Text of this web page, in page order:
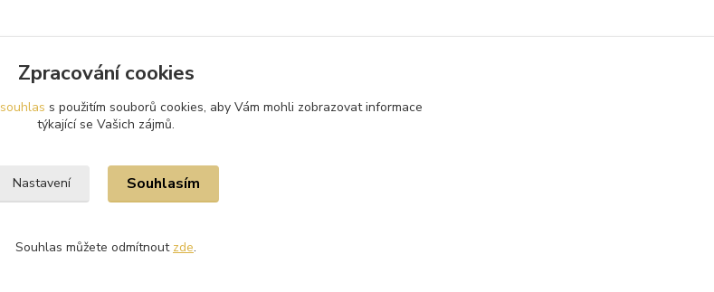
Zpracování cookies
souhlas s použitím souborů cookies, aby Vám mohli zobrazovat informace
týkající se Vašich zájmů.
Nastavení Souhlasím
Souhlas můžete odmítnout zde.